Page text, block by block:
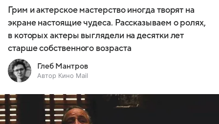
Грим и актерское мастерство иногда творят на
экране настоящие чудеса. Рассказываем о ролях,
в которых актеры выглядели на десятки лет
старше собственного возраста
Глеб Мантров
Автор Кино Mail